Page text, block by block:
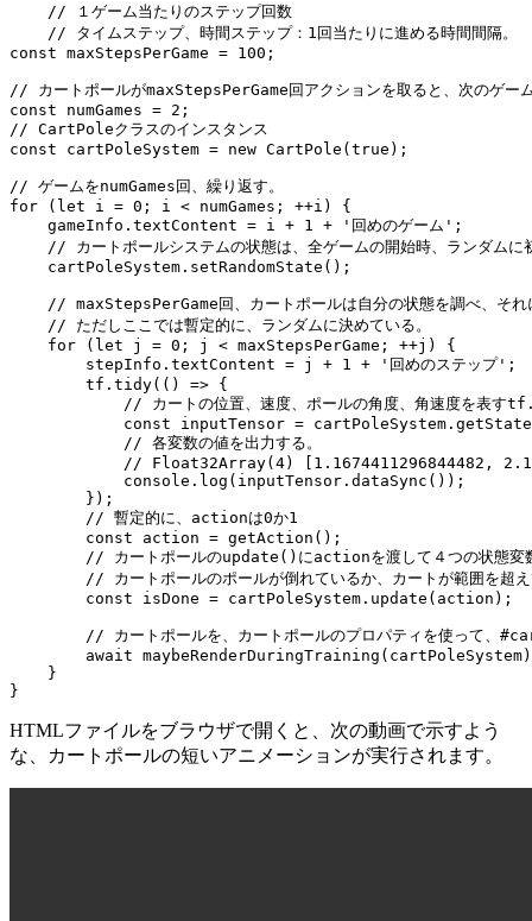
    // １ゲーム当たりのステップ回数
    // タイムステップ、時間ステップ：1回当たりに進める時間間隔。
const maxStepsPerGame = 100;
// カートポールがmaxStepsPerGame回アクションを取ると、次のゲー
const numGames = 2;
// CartPoleクラスのインスタンス
const cartPoleSystem = new CartPole(true);
// ゲームをnumGames回、繰り返す。
for (let i = 0; i < numGames; ++i) {
    gameInfo.textContent = i + 1 + '回めのゲーム';
// カートポールシステムの状態は、全ゲームの開始時、ランダムに
    cartPoleSystem.setRandomState();
// maxStepsPerGame回、カートポールは自分の状態を調べ、それ
    // ただしここでは暫定的に、ランダムに決めている。
    for (let j = 0; j < maxStepsPerGame; ++j) {
        stepInfo.textContent = j + 1 + '回めのステップ';
        tf.tidy(() => {
// カートの位置、速度、ポールの角度、角速度を表す
const inputTensor =
            // 各変数の値を出力する。
// Float32Array(4) [1.1674411296844482,
            console.log(inputTensor.dataSync());
        });
        // 暫定的に、actionは0か1
        const action = getAction();
// カートポールのupdate()にactionを渡して４つの状態変
// カートポールのポールが倒れているか、カートが範囲を超
        const isDone = cartPoleSystem.update(action);
// カートポールを、カートポールのプロパティを使って
await
    }
}
HTMLファイルをブラウザで開くと、次の動画で示すよう
な、カートポールの短いアニメーションが実行されます。